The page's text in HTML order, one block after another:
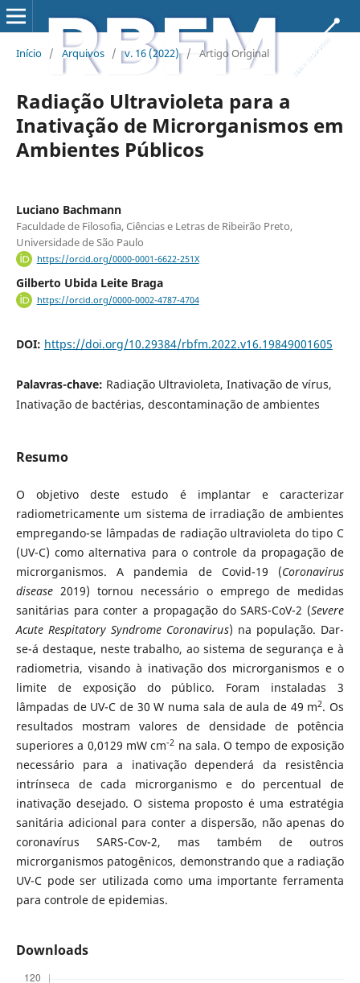
Início / Arquivos / v. 16 (2022) / Artigo Original
Radiação Ultravioleta para a
Inativação de Microrganismos em
Ambientes Públicos
Luciano Bachmann
Faculdade de Filosofia, Ciências e Letras de Ribeirão Preto,
Universidade de São Paulo
https://orcid.org/0000-0001-6622-251X
Gilberto Ubida Leite Braga
https://orcid.org/0000-0002-4787-4704
DOI: https://doi.org/10.29384/rbfm.2022.v16.19849001605
Palavras-chave: Radiação Ultravioleta, Inativação de vírus,
Inativação de bactérias, descontaminação de ambientes
Resumo
O objetivo deste estudo é implantar e caracterizar
radiometricamente um sistema de irradiação de ambientes
empregando-se lâmpadas de radiação ultravioleta do tipo C
(UV-C) como alternativa para o controle da propagação de
microrganismos. A pandemia de Covid-19 (Coronavirus
disease2019) tornou necessário o emprego de medidas
sanitárias para conter a propagação do SARS-CoV-2 (Severe
Acute Respitatory Syndrome Coronavirus) na população. Dar-
se-á destaque, neste trabalho, ao sistema de segurança e à
radiometria, visando à inativação dos microrganismos e o
limite de exposição do público. Foram instaladas 3
lâmpadas de UV-C de 30 W numa sala de aula de 49 m2. Os
resultados mostram valores de densidade de potência
superiores a 0,0129 mW cm-2 na sala. O tempo de exposição
necessário para a inativação dependerá da resistência
intrínseca de cada microrganismo e do percentual de
inativação desejado. O sistema proposto é uma estratégia
sanitária adicional para conter a dispersão, não apenas do
coronavírus SARS-Cov-2, mas também de outros
microrganismos patogênicos, demonstrando que a radiação
UV-C pode ser utilizada como uma importante ferramenta
para controle de epidemias.
Downloads